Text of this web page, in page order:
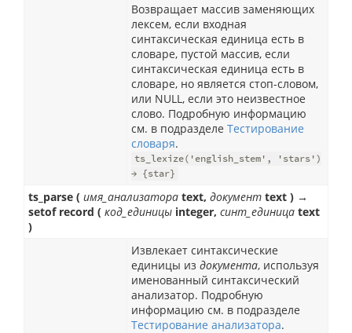
Возвращает массив заменяющих
лексем, если входная
синтаксическая единица есть в
словаре, пустой массив, если
синтаксическая единица есть в
словаре, но является стоп-словом,
или NULL, если это неизвестное
слово. Подробную информацию
см. в подразделе Тестирование
словаря.
ts_lexize('english_stem', 'stars')
→ {star}
ts_parse ( имя_анализатора text, документ text ) →
setof record ( код_единицы integer, синт_единица text
)
Извлекает синтаксические
единицы из документа, используя
именованный синтаксический
анализатор. Подробную
информацию см. в подразделе
Тестирование анализатора.